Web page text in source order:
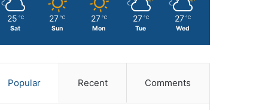
25 ℃
Sat
27 ℃
Sun
27 ℃
Mon
27 ℃
Tue
27 ℃
Wed
Popular Recent Comments